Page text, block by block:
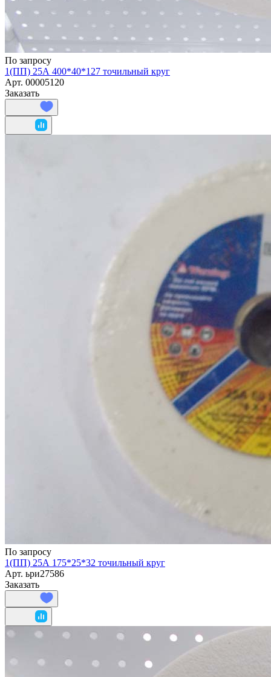
По запросу
1(ПП) 25А 400*40*127 точильный круг
Арт. 00005120
Заказать
По запросу
1(ПП) 25А 175*25*32 точильный круг
Арт. ьри27586
Заказать